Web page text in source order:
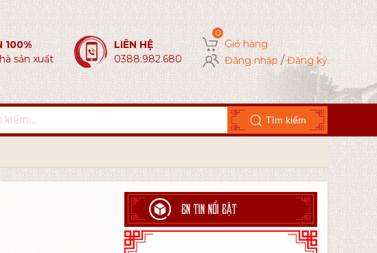
100%
sản xuất
LIÊN HỆ
0388.982.680
Giỏ hàng
Đăng nhập / Đăng ký
Tìm kiếm
BN TIN NỔI BẬT